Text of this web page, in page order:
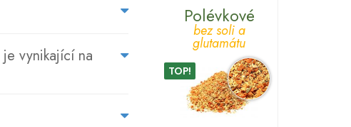
vynikající na
Polévkové
bez soli a
glutamátu
TOP!